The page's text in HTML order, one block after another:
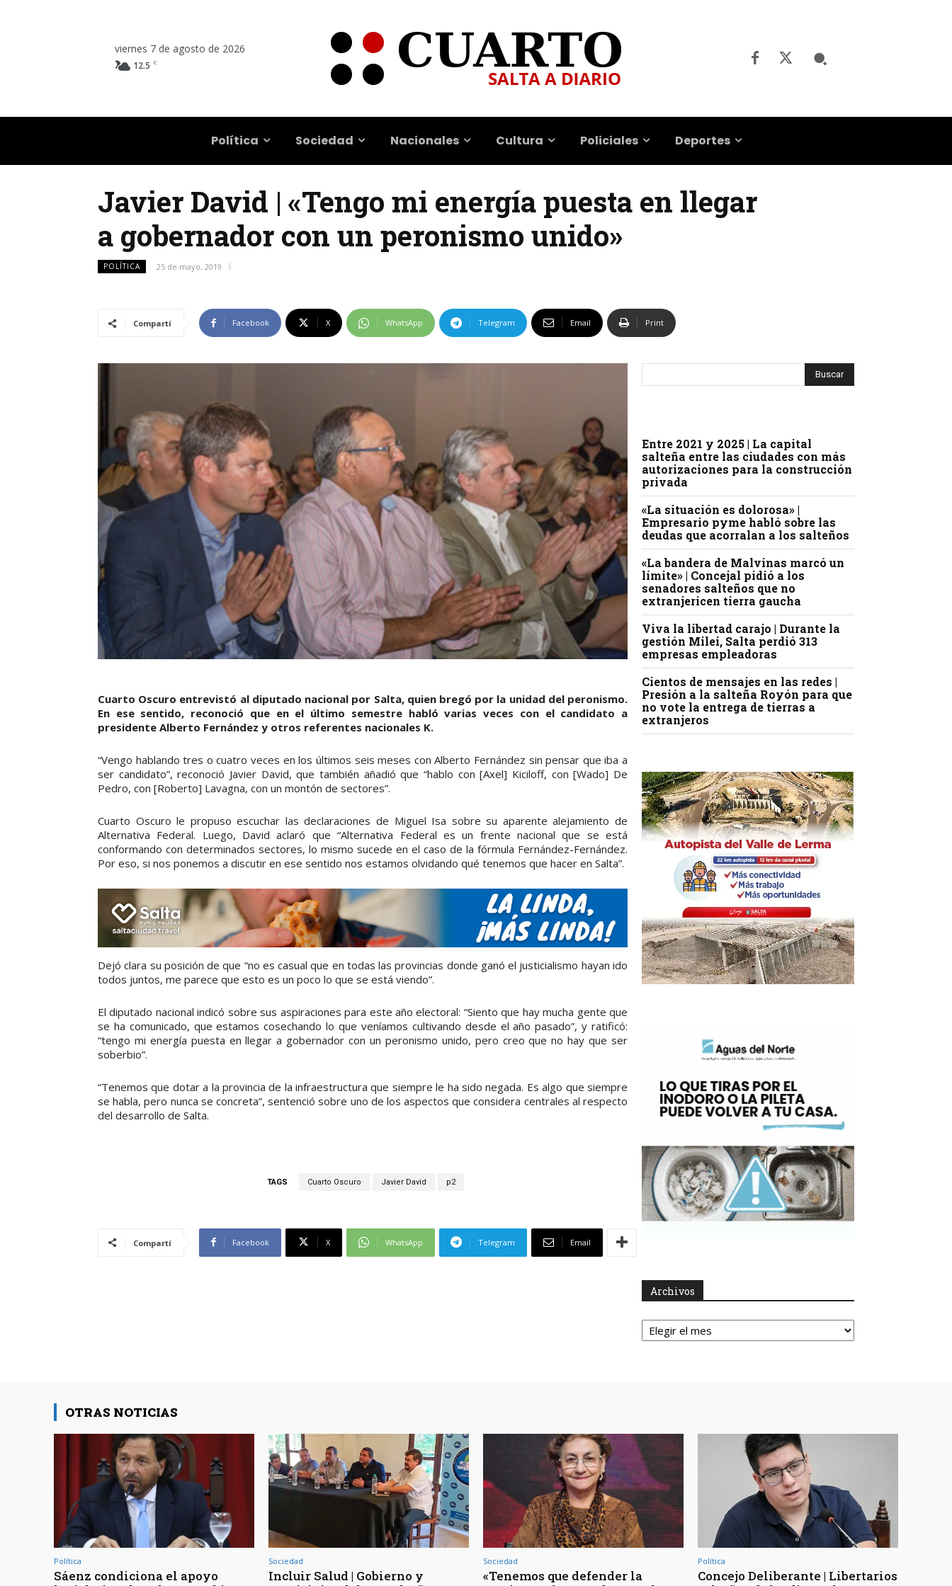
viernes 7 de agosto de 2026
12.5 C
Política Sociedad Nacionales Cultura Policiales Deportes
Javier David | «Tengo mi energía puesta en llegar
a gobernador con un peronismo unido»
POLÍTICA 25 de mayo, 2019
Compartí Facebook X WhatsApp Telegram Email Print
Cuarto Oscuro entrevistó al diputado nacional por Salta, quien bregó por la unidad del peronismo.
En ese sentido, reconoció que en el último semestre habló varias veces con el candidato a
presidente Alberto Fernández y otros referentes nacionales K.
“Vengo hablando tres o cuatro veces en los últimos seis meses con Alberto Fernández sin pensar que iba a
ser candidato”, reconoció Javier David, que también añadió que “hablo con [Axel] Kiciloff, con [Wado] De
Pedro, con [Roberto] Lavagna, con un montón de sectores”.
Cuarto Oscuro le propuso escuchar las declaraciones de Miguel Isa sobre su aparente alejamiento de
Alternativa Federal. Luego, David aclaró que “Alternativa Federal es un frente nacional que se está
conformando con determinados sectores, lo mismo sucede en el caso de la fórmula Fernández-Fernández.
Por eso, si nos ponemos a discutir en ese sentido nos estamos olvidando qué tenemos que hacer en Salta”.
Dejó clara su posición de que “no es casual que en todas las provincias donde ganó el justicialismo hayan ido
todos juntos, me parece que esto es un poco lo que se está viendo”.
El diputado nacional indicó sobre sus aspiraciones para este año electoral: “Siento que hay mucha gente que
se ha comunicado, que estamos cosechando lo que veníamos cultivando desde el año pasado”, y ratificó:
“tengo mi energía puesta en llegar a gobernador con un peronismo unido, pero creo que no hay que ser
soberbio”.
“Tenemos que dotar a la provincia de la infraestructura que siempre le ha sido negada. Es algo que siempre
se habla, pero nunca se concreta”, sentenció sobre uno de los aspectos que considera centrales al respecto
del desarrollo de Salta.
TAGS Cuarto Oscuro Javier David p2
Compartí Facebook X WhatsApp Telegram Email
Entre 2021 y 2025 | La capital
salteña entre las ciudades con más
autorizaciones para la construcción
privada
«La situación es dolorosa» |
Empresario pyme habló sobre las
deudas que acorralan a los salteños
«La bandera de Malvinas marcó un
límite» | Concejal pidió a los
senadores salteños que no
extranjericen tierra gaucha
Viva la libertad carajo | Durante la
gestión Milei, Salta perdió 313
empresas empleadoras
Cientos de mensajes en las redes |
Presión a la salteña Royón para que
no vote la entrega de tierras a
extranjeros
Archivos
Archivos
OTRAS NOTICIAS
Política
Sáenz condiciona el apoyo
Sociedad
Incluir Salud | Gobierno y
Sociedad
«Tenemos que defender la
Política
Concejo Deliberante | Libertarios